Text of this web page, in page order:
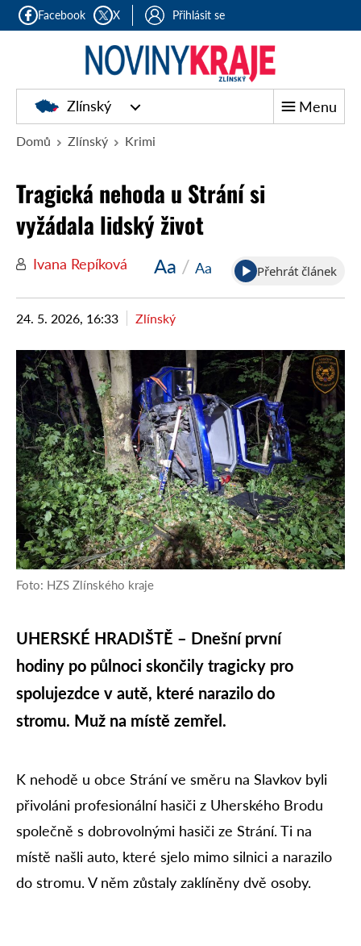
Facebook X Přihlásit se
Zlínský Menu
Domů Zlínský Krimi
Tragická nehoda u Strání si
vyžádala lidský život
Ivana Repíková Aa / Aa Přehrát článek
24. 5. 2026, 16:33 Zlínský
Foto: HZS Zlínského kraje
UHERSKÉ HRADIŠTĚ – Dnešní první
hodiny po půlnoci skončily tragicky pro
spolujezdce v autě, které narazilo do
stromu. Muž na místě zemřel.
K nehodě u obce Strání ve směru na Slavkov byli
přivoláni profesionální hasiči z Uherského Brodu
společně s dobrovolnými hasiči ze Strání. Ti na
místě našli auto, které sjelo mimo silnici a narazilo
do stromu. V něm zůstaly zaklíněny dvě osoby.